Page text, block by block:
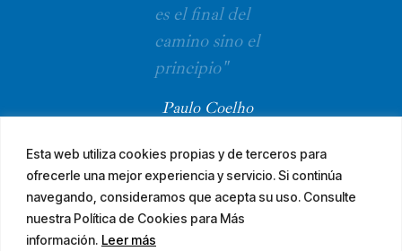
Esta web utiliza cookies propias y de terceros para
ofrecerle una mejor experiencia y servicio. Si continúa
navegando, consideramos que acepta su uso. Consulte
nuestra Política de Cookies para Más
información. Leer más
es el final del
camino sino el
principio"
Paulo Coelho